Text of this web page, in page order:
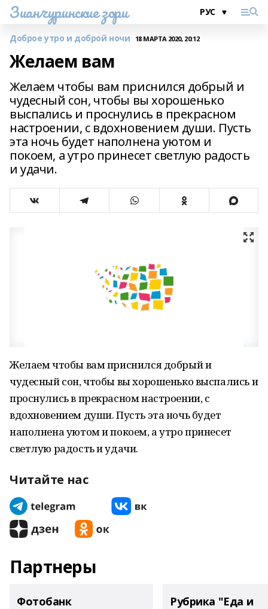
Зианчуринские зори
Доброе утро и доброй ночи 18 МАРТА 2020, 20:12
Желаем вам
Желаем чтобы вам приснился добрый и
чудесный сон, чтобы вы хорошенько
выспались и проснулись в прекрасном
настроении, с вдохновением души. Пусть
эта ночь будет наполнена уютом и
покоем, а утро принесет светлую радость
и удачи.
Желаем чтобы вам приснился добрый и
чудесный сон, чтобы вы хорошенько выспались и
проснулись в прекрасном настроении, с
вдохновением души. Пусть эта ночь будет
наполнена уютом и покоем, а утро принесет
светлую радость и удачи.
Читайте нас
Партнеры
Фотобанк Рубрика "Еда и